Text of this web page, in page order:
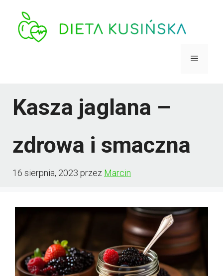
Menu
Kasza jaglana –
zdrowa i smaczna
16 sierpnia, 2023 przez Marcin